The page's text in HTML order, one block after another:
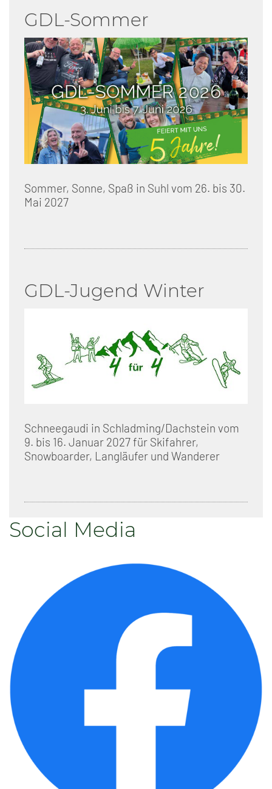
GDL-Sommer
Sommer, Sonne, Spaß in Suhl vom 26. bis 30.
Mai 2027
GDL-Jugend Winter
Schneegaudi in Schladming/Dachstein vom
9. bis 16. Januar 2027 für Skifahrer,
Snowboarder, Langläufer und Wanderer
Social Media